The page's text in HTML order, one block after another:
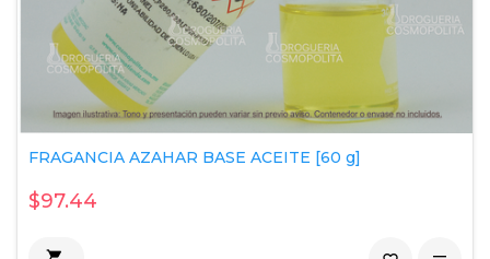
FRAGANCIA AZAHAR BASE ACEITE [60 g]
$97.44